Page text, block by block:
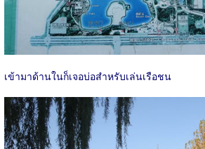
เข้ามาด้านในก็เจอบ่อสำหรับเล่นเรือชน